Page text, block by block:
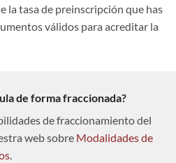
la tasa de preinscripción que has
válidos para acreditar la
de forma fraccionada?
de fraccionamiento del
web sobre Modalidades de
.